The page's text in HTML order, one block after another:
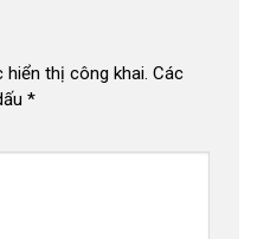
hiển thị công khai. Các
*